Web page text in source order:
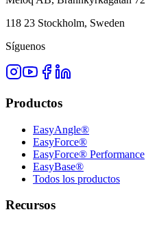
118 23 Stockholm, Sweden
Síguenos
Productos
EasyAngle®
EasyForce®
EasyForce® Performance
EasyBase®
Todos los productos
Recursos